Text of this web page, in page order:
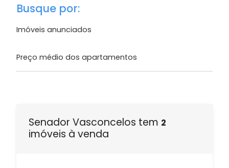
Busque por:
Imóveis anunciados
Preço médio dos apartamentos
Senador Vasconcelos tem 2
imóveis à venda